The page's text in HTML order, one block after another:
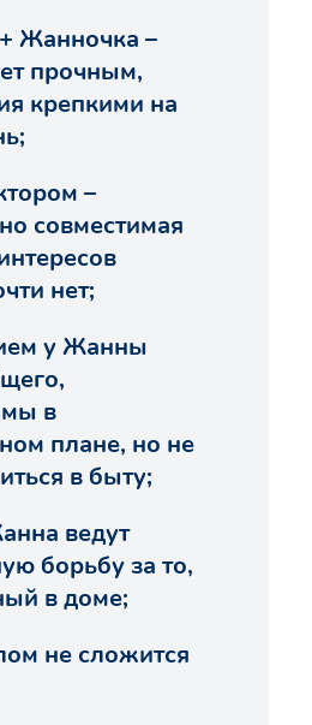
Жанночка –
прочным,
крепкими на
–
совместимая
нет;
у Жанны
в
плане, но не
в быту;
ведут
борьбу за то,
в доме;
не сложится